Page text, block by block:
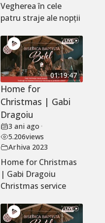
Vegherea în cele
patru straje ale nopții
01:19:47
Home for
Christmas | Gabi
Dragoiu
3 ani ago •
5.206views
Arhiva 2023
Home for Christmas
| Gabi Dragoiu
Christmas service